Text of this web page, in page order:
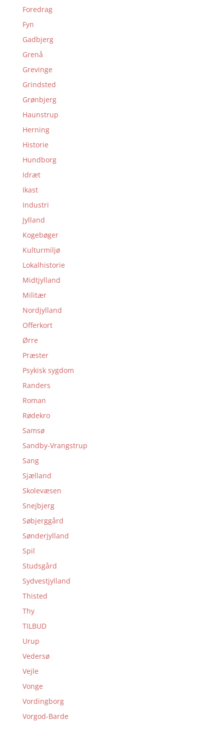
Foredrag
Fyn
Gadbjerg
Grenå
Grevinge
Grindsted
Grønbjerg
Haunstrup
Herning
Historie
Hundborg
Idræt
Ikast
Industri
Jylland
Kogebøger
Kulturmiljø
Lokalhistorie
Midtjylland
Militær
Nordjylland
Offerkort
Ørre
Præster
Psykisk sygdom
Randers
Roman
Rødekro
Samsø
Sandby-Vrangstrup
Sang
Sjælland
Skolevæsen
Snejbjerg
Søbjerggård
Sønderjylland
Spil
Studsgård
Sydvestjylland
Thisted
Thy
TILBUD
Urup
Vedersø
Vejle
Vonge
Vordingborg
Vorgod-Barde